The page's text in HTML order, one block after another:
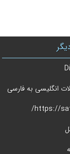
انگلیسی به فارسی
https://